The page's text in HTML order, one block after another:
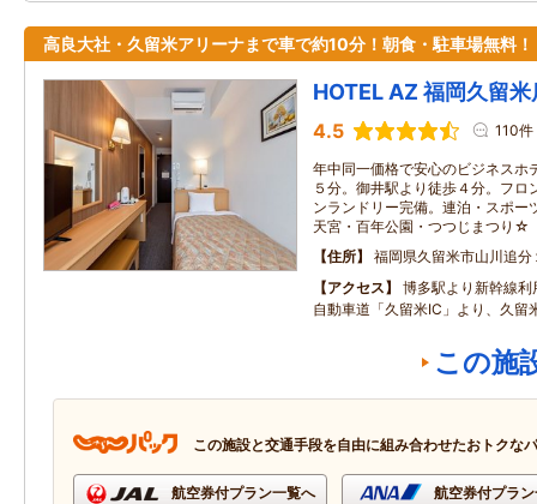
高良大社・久留米アリーナまで車で約10分！朝食・駐車場無料！
HOTEL AZ 福岡久留米
4.5 110件
年中同一価格で安心のビジネス
５分。御井駅より徒歩４分。フ
ンランドリー完備。連泊・スポ
天宮・百年公園・つつじまつり☆
住所
福岡県久留米市山川追
アクセス
博多駅より新幹線
自動車道「久留米IC」より、久留
この施
この施設と交通手段を自由に組み合わせたおトクな
航空券付プラン一覧へ 航空券付プラ